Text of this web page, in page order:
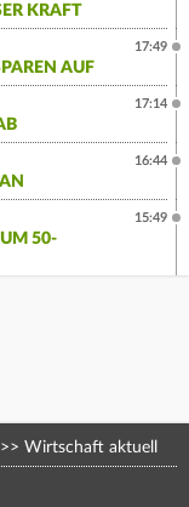
KRAFT
AUF
17:49
17:14
16:44
50-
15:49
Wirtschaft aktuell